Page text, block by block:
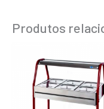
Produtos